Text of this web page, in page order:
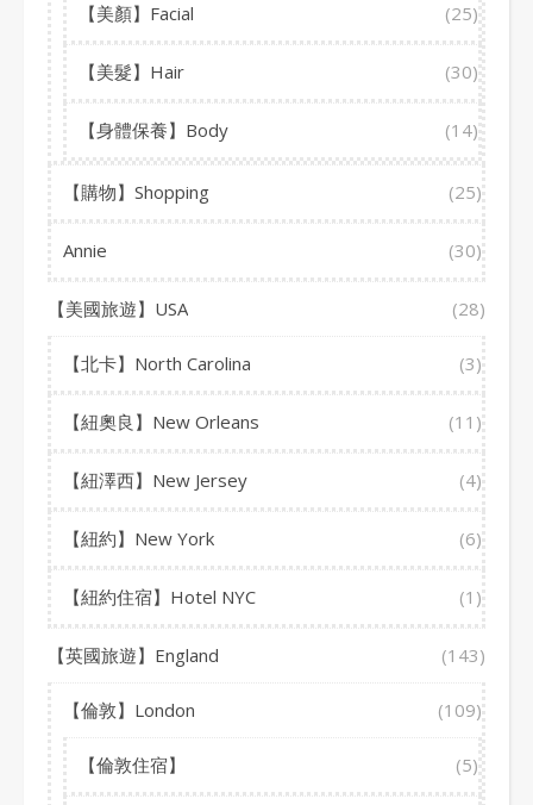
【美顏】Facial (25)
【美髮】Hair (30)
【身體保養】Body (14)
【購物】Shopping (25)
Annie (30)
【美國旅遊】USA (28)
【北卡】North Carolina (3)
【紐奧良】New Orleans (11)
【紐澤西】New Jersey (4)
【紐約】New York (6)
【紐約住宿】Hotel NYC (1)
【英國旅遊】England (143)
【倫敦】London (109)
【倫敦住宿】 (5)